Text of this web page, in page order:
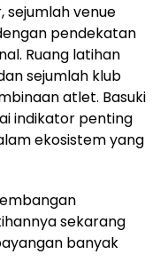
venue
pendekatan
Ruang latihan
sejumlah klub
atlet. Basuki
indikator penting
ekosistem yang
sekarang
banyak